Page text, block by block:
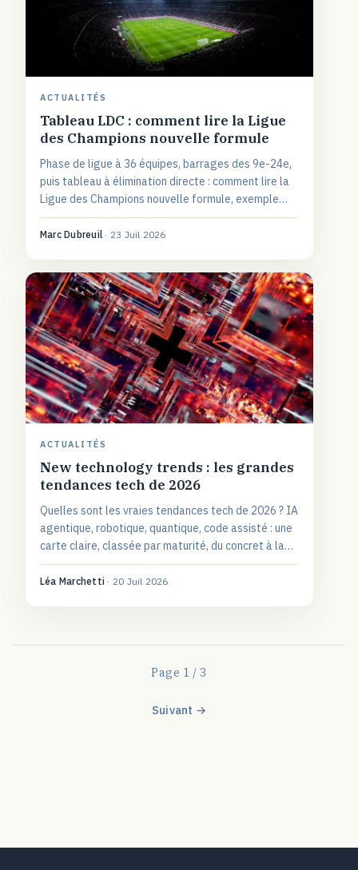
ACTUALITÉS
Tableau LDC : comment lire la Ligue
des Champions nouvelle formule
Phase de ligue à 36 équipes, barrages des 9e-24e,
puis tableau à élimination directe : comment lire la
Ligue des Champions nouvelle formule, exemple
2025-2026 à l'appui.
Marc Dubreuil · 23 Juil 2026
ACTUALITÉS
New technology trends : les grandes
tendances tech de 2026
Quelles sont les vraies tendances tech de 2026 ? IA
agentique, robotique, quantique, code assisté : une
carte claire, classée par maturité, du concret à la
promesse.
Léa Marchetti · 20 Juil 2026
Page 1 / 3
Suivant →